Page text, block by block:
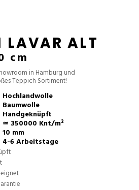
LAVAR ALT
cm
in Hamburg und
Teppich Sortiment!
Hochlandwolle
Baumwolle
Handgeknüpft
≃ 350000 Knt/m²
10 mm
4-6 Arbeitstage